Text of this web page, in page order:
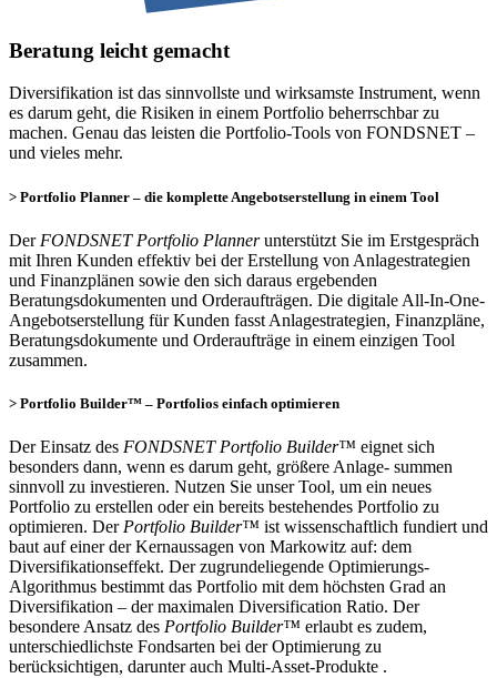
Beratung leicht gemacht
Diversifikation ist das sinnvollste und wirksamste Instrument, wenn
es darum geht, die Risiken in einem Portfolio beherrschbar zu
machen. Genau das leisten die Portfolio-Tools von FONDSNET –
und vieles mehr.
> Portfolio Planner – die komplette Angebotserstellung in einem Tool
Der FONDSNET Portfolio Plannerunterstützt Sie im Erstgespräch
mit Ihren Kunden effektiv bei der Erstellung von Anlagestrategien
und Finanzplänen sowie den sich daraus ergebenden
Beratungsdokumenten und Orderaufträgen. Die digitale All-In-One-
Angebotserstellung für Kunden fasst Anlagestrategien, Finanzpläne,
Beratungsdokumente und Orderaufträge in einem einzigen Tool
zusammen.
> Portfolio Builder™ – Portfolios einfach optimieren
Der Einsatz des FONDSNET Portfolio Builder™ eignet sich
besonders dann, wenn es darum geht, größere Anlage- summen
sinnvoll zu investieren. Nutzen Sie unser Tool, um ein neues
Portfolio zu erstellen oder ein bereits bestehen­des Portfolio zu
optimieren. Der Portfolio Builder™ ist wissenschaftlich fundiert und
baut auf einer der Kernaussagen von Markowitz auf: dem
Diversifikationseffekt. Der zugrundeliegende Optimierungs-
Algorithmus bestimmt das Portfolio mit dem höchsten Grad an
Diversifikation – der maximalen Diversification Ratio. Der
besondere Ansatz des Portfolio Builder™ erlaubt es zudem,
unterschiedlichste Fondsarten bei der Optimierung zu
berücksichtigen, darunter auch Multi-Asset-Produkte .